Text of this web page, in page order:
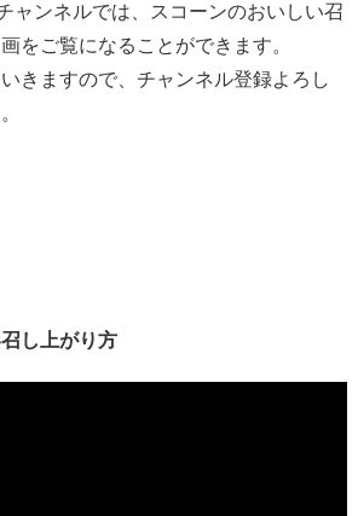
ャンネルでは、スコーンのおいしい召
をご覧になることができます。
きますので、チャンネル登録よろし
し上がり方